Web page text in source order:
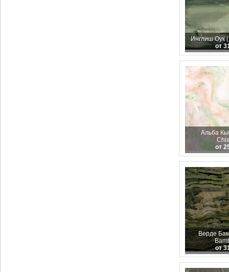
Инглиш Оук
от
Альба
от
Верде
от